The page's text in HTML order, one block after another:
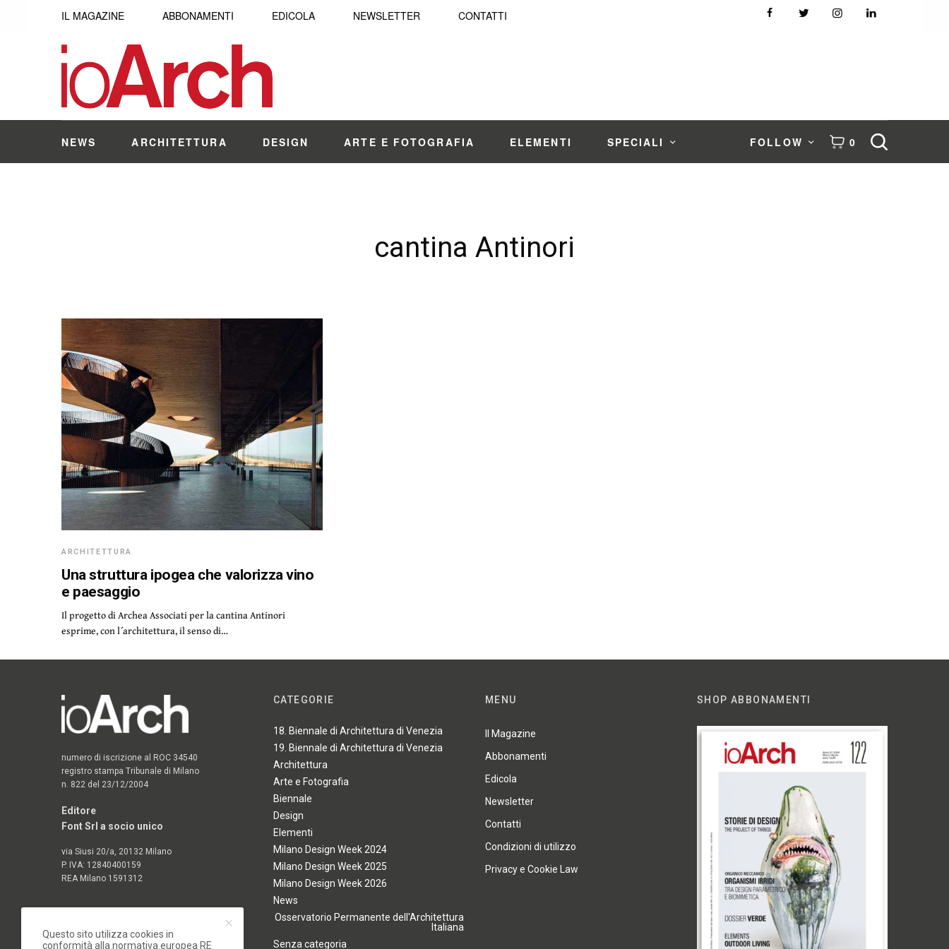
IL MAGAZINE ABBONAMENTI EDICOLA NEWSLETTER CONTATTI
NEWS ARCHITETTURA DESIGN ARTE E FOTOGRAFIA ELEMENTI SPECIALI FOLLOW 0
cantina Antinori
ARCHITETTURA
Una struttura ipogea che valorizza vino
e paesaggio
Il progetto di Archea Associati per la cantina Antinori
esprime, con l´architettura, il senso di…
numero di iscrizione al ROC 34540
registro stampa Tribunale di Milano
n. 822 del 23/12/2004
Editore
Font Srl a socio unico
via Siusi 20/a, 20132 Milano
P. IVA: 12840400159
REA Milano 1591312
CATEGORIE
18. Biennale di Architettura di Venezia
19. Biennale di Architettura di Venezia
Architettura
Arte e Fotografia
Biennale
Design
Elementi
Milano Design Week 2024
Milano Design Week 2025
Milano Design Week 2026
News
Osservatorio Permanente dell'Architettura
Italiana
Senza categoria
MENU
Il Magazine
Abbonamenti
Edicola
Newsletter
Contatti
Condizioni di utilizzo
Privacy e Cookie Law
SHOP ABBONAMENTI
Questo sito utilizza cookies in
conformità alla normativa europea RE